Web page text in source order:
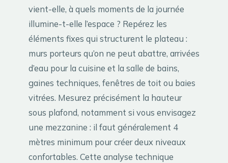
vient-elle, à quels moments de la journée
illumine-t-elle l’espace ? Repérez les
éléments fixes qui structurent le plateau :
murs porteurs qu’on ne peut abattre, arrivées
d’eau pour la cuisine et la salle de bains,
gaines techniques, fenêtres de toit ou baies
vitrées. Mesurez précisément la hauteur
sous plafond, notamment si vous envisagez
une mezzanine : il faut généralement 4
mètres minimum pour créer deux niveaux
confortables. Cette analyse technique